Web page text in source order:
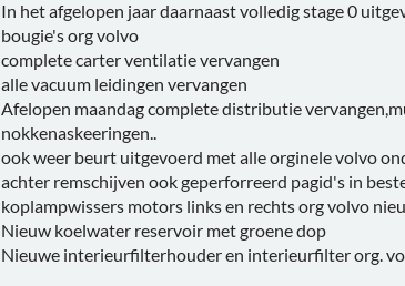
In het afgelopen jaar daarnaast volledig stage 0
bougie's org volvo
complete carter ventilatie vervangen
alle vacuum leidingen vervangen
Afelopen maandag complete distributie
nokkenaskeeringen..
ook weer beurt uitgevoerd met alle orginele volvo
achter remschijven ook geperforreerd pagid's in
koplampwissers motors links en rechts org volvo
Nieuw koelwater reservoir met groene dop
Nieuwe interieurfilterhouder en interieurfilter org.